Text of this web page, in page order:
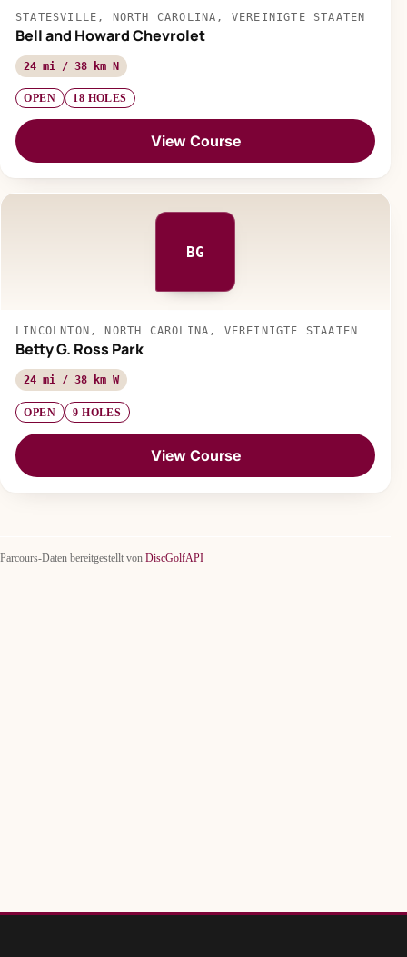
STATESVILLE, NORTH CAROLINA, VEREINIGTE STAATEN
Bell and Howard Chevrolet
24 mi / 38 km N
OPEN 18 HOLES
View Course
BG
LINCOLNTON, NORTH CAROLINA, VEREINIGTE STAATEN
Betty G. Ross Park
24 mi / 38 km W
OPEN 9 HOLES
View Course
Parcours-Daten bereitgestellt von DiscGolfAPI